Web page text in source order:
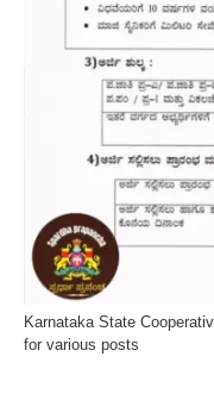
Karnataka State
for various posts